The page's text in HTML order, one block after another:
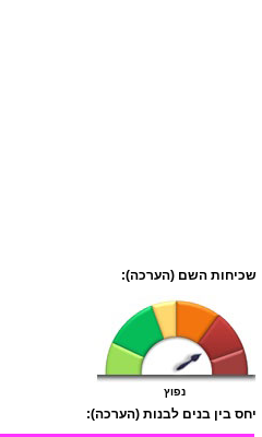
שכיחות השם (הערכה):
נפוץ
יחס בין בנים לבנות (הערכה):